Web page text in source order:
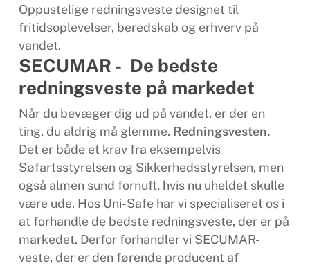
Oppustelige redningsveste designet til
fritidsoplevelser, beredskab og erhverv på
vandet.
SECUMAR - De bedste
redningsveste på markedet
Når du bevæger dig ud på vandet, er der en
ting, du aldrig må glemme. Redningsvesten.
Det er både et krav fra eksempelvis
Søfartsstyrelsen og Sikkerhedsstyrelsen, men
også almen sund fornuft, hvis nu uheldet skulle
være ude. Hos Uni-Safe har vi specialiseret os i
at forhandle de bedste redningsveste, der er på
markedet. Derfor forhandler vi SECUMAR-
veste, der er den førende producent af